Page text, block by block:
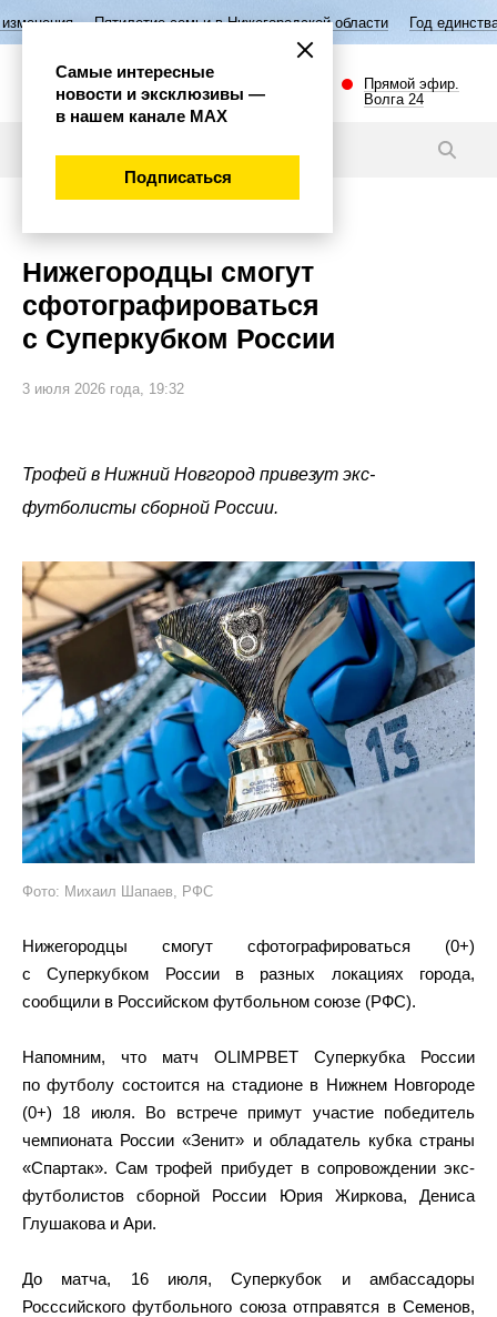
семьи в Нижегородской области Год единства народов России
Прямой эфир.
Волга 24
Нижегородцы смогут
сфотографироваться
с Суперкубком России
3 июля 2026 года, 19:32
Трофей в Нижний Новгород привезут экс-
футболисты сборной России.
Фото: Михаил Шапаев, РФС
Нижегородцы смогут сфотографироваться (0+)
с Суперкубком России в разных локациях города,
сообщили в Российском футбольном союзе (РФС).
Напомним, что матч OLIMPBET Суперкубка России
по футболу состоится на стадионе в Нижнем Новгороде
(0+) 18 июля. Во встрече примут участие победитель
чемпионата России «Зенит» и обладатель кубка страны
«Спартак». Сам трофей прибудет в сопровождении экс-
футболистов сборной России Юрия Жиркова, Дениса
Глушакова и Ари.
До матча, 16 июля, Суперкубок и амбассадоры
Росссийского футбольного союза отправятся в Семенов,
Самые интересные
новости и эксклюзивы —
в нашем канале МАХ
Подписаться